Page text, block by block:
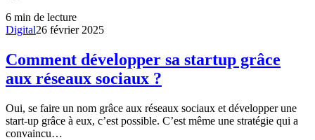
6 min de lecture
Digital26 février 2025
Comment développer sa startup grâce
aux réseaux sociaux ?
Oui, se faire un nom grâce aux réseaux sociaux et développer une
start-up grâce à eux, c’est possible. C’est même une stratégie qui a
convaincu…